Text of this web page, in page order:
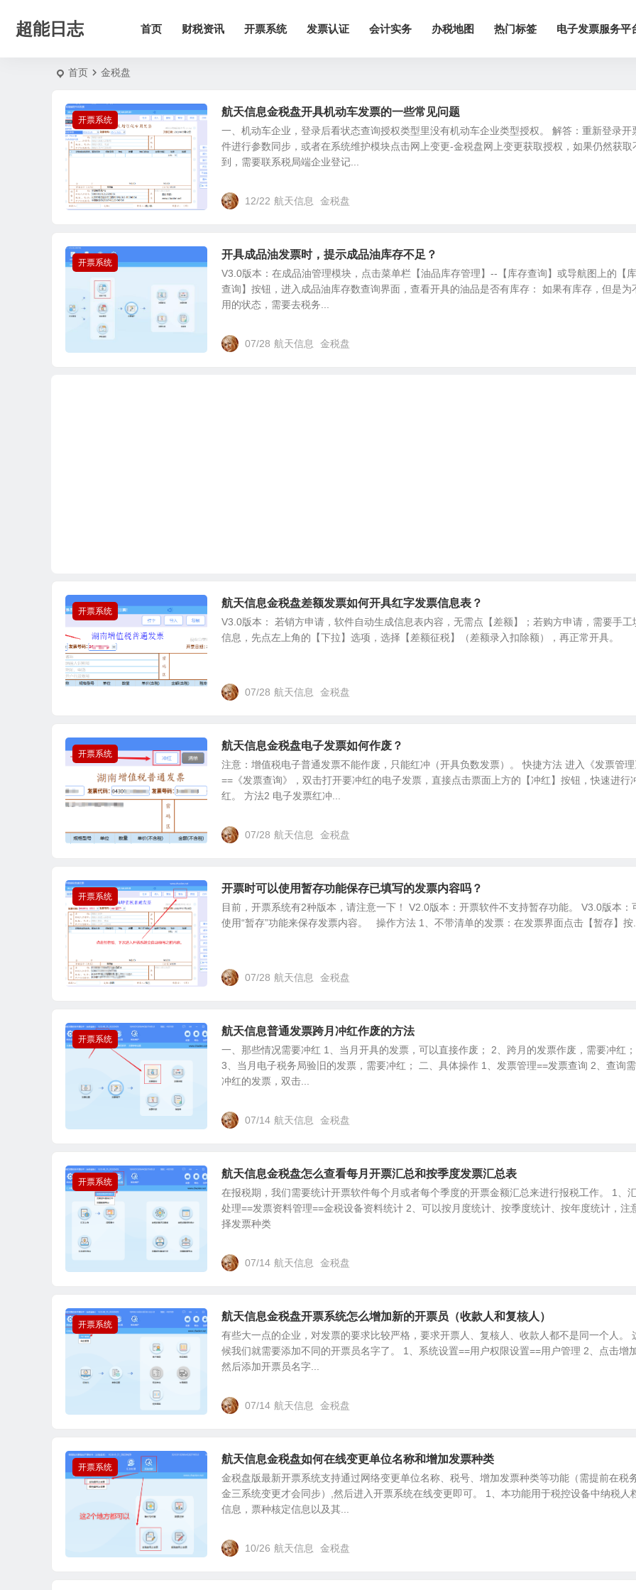
超能日志 首页 财税资讯 开票系统 发票认证 会计实务 办税地图 热门标签 电子发票服务平
首页 金税盘
开票系统
航天信息金税盘开具机动车发票的一些常见问题
一、机动车企业，登录后看状态查询授权类型里没有机动车企业类型授权。 解答：重新登录开
件进行参数同步，或者在系统维护模块点击网上变更-金税盘网上变更获取授权，如果仍然获取
到，需要联系税局端企业登记...
12/22 航天信息 金税盘
开票系统
开具成品油发票时，提示成品油库存不足？
V3.0版本：在成品油管理模块，点击菜单栏【油品库存管理】--【库存查询】或导航图上的【
查询】按钮，进入成品油库存数查询界面，查看开具的油品是否有库存： 如果有库存，但是为
用的状态，需要去税务...
07/28 航天信息 金税盘
开票系统
航天信息金税盘差额发票如何开具红字发票信息表？
V3.0版本： 若销方申请，软件自动生成信息表内容，无需点【差额】；若购方申请，需要手工
信息，先点左上角的【下拉】选项，选择【差额征税】（差额录入扣除额），再正常开具。
07/28 航天信息 金税盘
开票系统
航天信息金税盘电子发票如何作废？
注意：增值税电子普通发票不能作废，只能红冲（开具负数发票）。 快捷方法 进入《发票管理
==《发票查询》，双击打开要冲红的电子发票，直接点击票面上方的【冲红】按钮，快速进行
红。 方法2 电子发票红冲...
07/28 航天信息 金税盘
开票系统
开票时可以使用暂存功能保存已填写的发票内容吗？
目前，开票系统有2种版本，请注意一下！ V2.0版本：开票软件不支持暂存功能。 V3.0版本：
使用“暂存”功能来保存发票内容。 操作方法 1、不带清单的发票：在发票界面点击【暂存】按...
07/28 航天信息 金税盘
开票系统
航天信息普通发票跨月冲红作废的方法
一、那些情况需要冲红 1、当月开具的发票，可以直接作废； 2、跨月的发票作废，需要冲红；
3、当月电子税务局验旧的发票，需要冲红； 二、具体操作 1、发票管理==发票查询 2、查询
冲红的发票，双击...
07/14 航天信息 金税盘
开票系统
航天信息金税盘怎么查看每月开票汇总和按季度发票汇总表
在报税期，我们需要统计开票软件每个月或者每个季度的开票金额汇总来进行报税工作。 1、
处理==发票资料管理==金税设备资料统计 2、可以按月度统计、按季度统计、按年度统计，注
择发票种类
07/14 航天信息 金税盘
开票系统
航天信息金税盘开票系统怎么增加新的开票员（收款人和复核人）
有些大一点的企业，对发票的要求比较严格，要求开票人、复核人、收款人都不是同一个人。
候我们就需要添加不同的开票员名字了。 1、系统设置==用户权限设置==用户管理 2、点击增
然后添加开票员名字...
07/14 航天信息 金税盘
开票系统
航天信息金税盘如何在线变更单位名称和增加发票种类
金税盘版最新开票系统支持通过网络变更单位名称、税号、增加发票种类等功能（需提前在税
金三系统变更才会同步）,然后进入开票系统在线变更即可。 1、本功能用于税控设备中纳税人
信息，票种核定信息以及其...
10/26 航天信息 金税盘